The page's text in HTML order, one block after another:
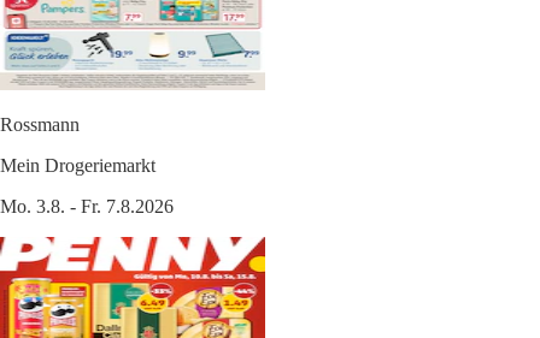
Rossmann
Mein Drogeriemarkt
Mo. 3.8. - Fr. 7.8.2026